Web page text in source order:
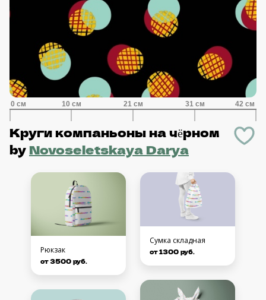
Круги компаньоны на чёрном
byNovoseletskaya Darya
Рюкзак
от 3500 руб.
Сумка складная
от 1300 руб.